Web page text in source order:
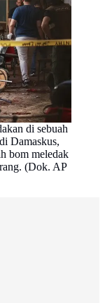
di sebuah
Damaskus,
bom meledak
(Dok. AP